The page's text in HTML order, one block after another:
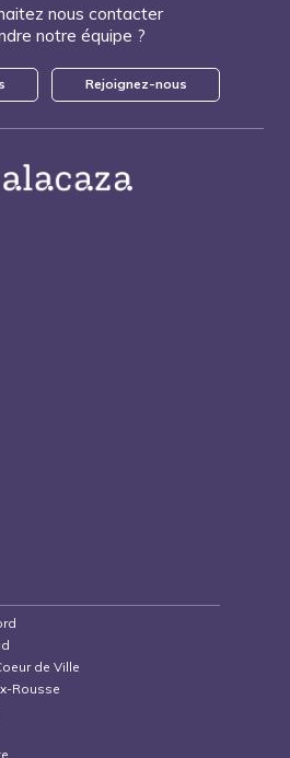
nous contacter
notre équipe ?
Rejoignez-nous
de Ville
Rousse